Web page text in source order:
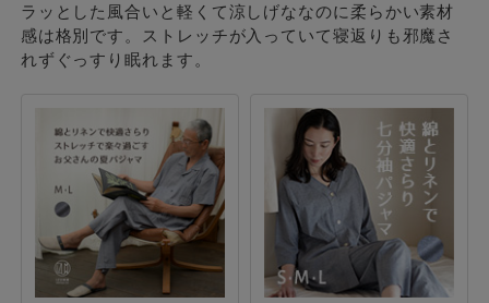
ラッとした風合いと軽くて涼しげななのに柔らかい素材
感は格別です。ストレッチが入っていて寝返りも邪魔さ
れずぐっすり眠れます。